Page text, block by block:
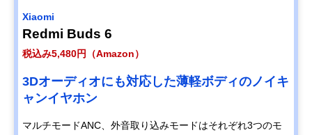
Xiaomi
Redmi Buds 6
税込み5,480円（Amazon）
3Dオーディオにも対応した薄軽ボディのノイキ
ャンイヤホン
マルチモードANC、外音取り込みモードはそれぞれ3つのモ